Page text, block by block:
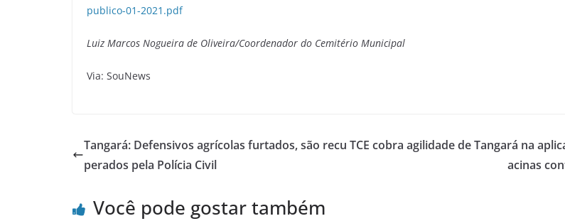
publico-01-2021.pdf
Luiz Marcos Nogueira de Oliveira/Coordenador do Cemitério Municipal
Via: SouNews
Tangará: Defensivos agrícolas furtados, são recu
perados pela Polícia Civil
TCE cobra agilidade de Tangará na
acinas
Você pode gostar também